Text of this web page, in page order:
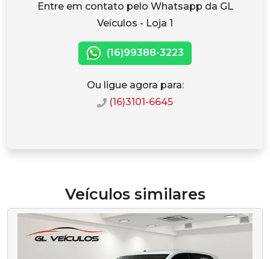
Entre em contato pelo Whatsapp da GL
Veículos - Loja 1
(16)99388-3223
Ou ligue agora para:
(16)3101-6645
Veículos similares